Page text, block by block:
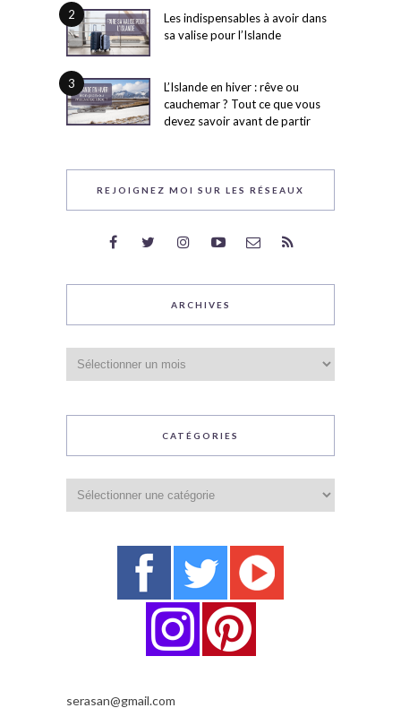
2
Les indispensables à avoir dans
sa valise pour l’Islande
3
L’Islande en hiver : rêve ou
cauchemar ? Tout ce que vous
devez savoir avant de partir
REJOIGNEZ MOI SUR LES RÉSEAUX
ARCHIVES
CATÉGORIES
serasan@gmail.com